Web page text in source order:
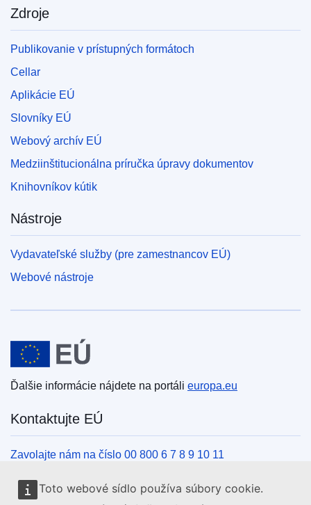
Toto webové sídlo používa súbory cookie.
Zdroje
Publikovanie v prístupných formátoch
Cellar
Aplikácie EÚ
Slovníky EÚ
Webový archív EÚ
Medziinštitucionálna príručka úpravy dokumentov
Knihovníkov kútik
Nástroje
Vydavateľské služby (pre zamestnancov EÚ)
Webové nástroje
Európska únia
Ďalšie informácie nájdete na portáli europa.eu
Kontaktujte EÚ
Zavolajte nám na číslo 00 800 6 7 8 9 10 11
Iné spôsoby, ako nás kontaktovať telefonicky
Napíšte nám cez kontaktný formulár